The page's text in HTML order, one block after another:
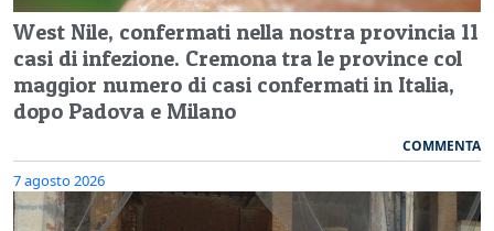
West Nile, confermati nella nostra provincia 11
casi di infezione. Cremona tra le province col
maggior numero di casi confermati in Italia,
dopo Padova e Milano
COMMENTA
7 agosto 2026